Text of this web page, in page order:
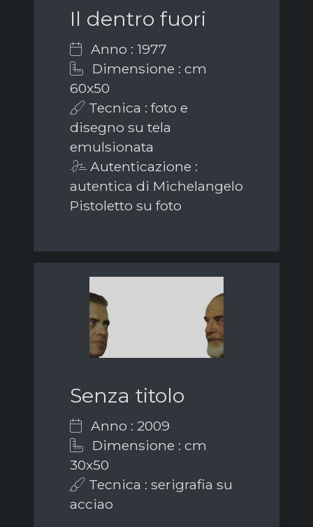
Il dentro fuori
Anno : 1977
Dimensione : cm
60x50
Tecnica : foto e
disegno su tela
emulsionata
Autenticazione :
autentica di Michelangelo
Pistoletto su foto
Senza titolo
Anno : 2009
Dimensione : cm
30x50
Tecnica : serigrafia su
acciao